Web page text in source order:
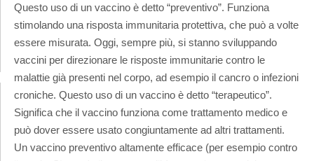
Questo uso di un vaccino è detto “preventivo”. Funziona
stimolando una risposta immunitaria protettiva, che può a volte
essere misurata. Oggi, sempre più, si stanno sviluppando
vaccini per direzionare le risposte immunitarie contro le
malattie già presenti nel corpo, ad esempio il cancro o infezioni
croniche. Questo uso di un vaccino è detto “terapeutico”.
Significa che il vaccino funziona come trattamento medico e
può dover essere usato congiuntamente ad altri trattamenti.
Un vaccino preventivo altamente efficace (per esempio contro